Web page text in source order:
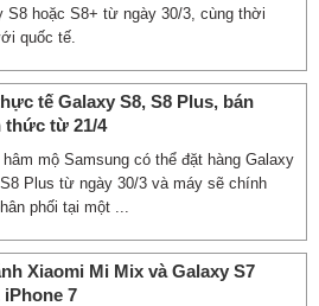
S8 hoặc S8+ từ ngày 30/3, cùng thời
quốc tế.
tế Galaxy S8, S8 Plus, bán
thức từ 21/4
mộ Samsung có thể đặt hàng Galaxy
Plus từ ngày 30/3 và máy sẽ chính
phối tại một ...
Xiaomi Mi Mix và Galaxy S7
iPhone 7